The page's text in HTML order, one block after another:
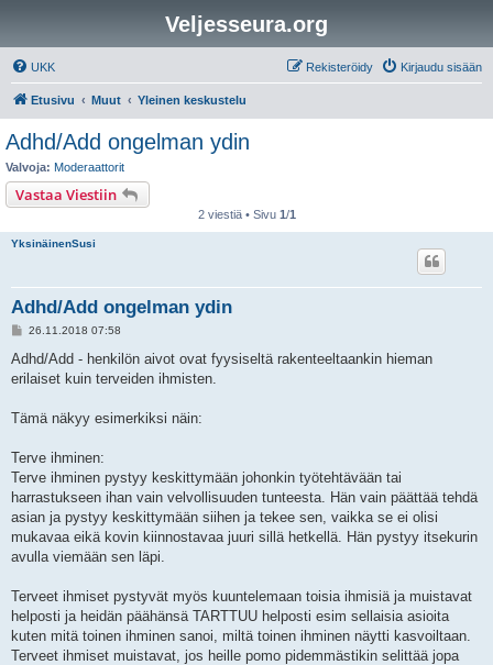
Veljesseura.org
UKK Kirjaudu sisään
Rekisteröidy
Etusivu Muut Yleinen keskustelu
Adhd/Add ongelman ydin
Valvoja: Moderaattorit
Vastaa Viestiin
2 viestiä • Sivu 1/1
YksinäinenSusi
Adhd/Add ongelman ydin
V
e
t
26.11.2018 07:58
Adhd/Add - henkilön aivot ovat fyysiseltä rakenteeltaankin hieman
erilaiset kuin terveiden ihmisten.
Tämä näkyy esimerkiksi näin:
Terve ihminen:
Terve ihminen pystyy keskittymään johonkin työtehtävään tai
harrastukseen ihan vain velvollisuuden tunteesta. Hän vain päättää tehdä
asian ja pystyy keskittymään siihen ja tekee sen, vaikka se ei olisi
mukavaa eikä kovin kiinnostavaa juuri sillä hetkellä. Hän pystyy itsekurin
avulla viemään sen läpi.
Terveet ihmiset pystyvät myös kuuntelemaan toisia ihmisiä ja muistavat
helposti ja heidän päähänsä TARTTUU helposti esim sellaisia asioita
kuten mitä toinen ihminen sanoi, miltä toinen ihminen näytti kasvoiltaan.
Terveet ihmiset muistavat, jos heille pomo pidemmästikin selittää jopa